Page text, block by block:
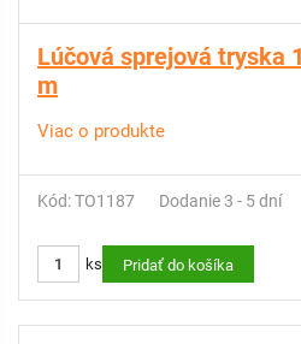
Lúčová sprejová tryska
m
Viac o produkte
Kód: TO1187 Dodanie 3 - 5 dní
ks Pridať do košíka